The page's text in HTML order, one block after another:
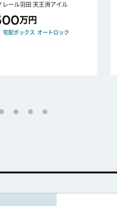
レール羽田 天王洲アイル
万円
宅配ボックス オートロック